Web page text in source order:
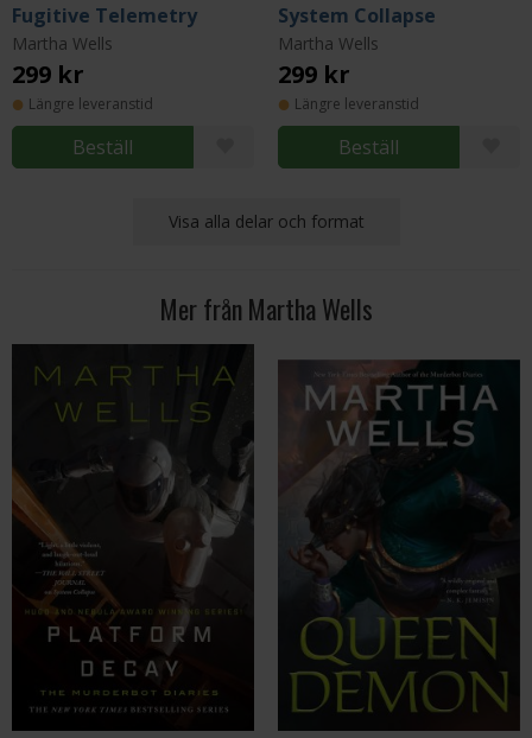
Fugitive Telemetry
Martha Wells
299 kr
Längre leveranstid
Beställ
System Collapse
Martha Wells
299 kr
Längre leveranstid
Beställ
Visa alla delar och format
Mer från Martha Wells